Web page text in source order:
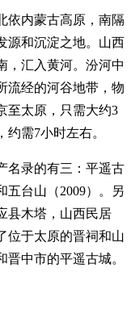
依内蒙古高原，南隔
源和沉淀之地。山西
汇入黄河。汾河中
流经的河谷地带，物
至太原，只需大约3
需7小时左右。
名录的有三：平遥古
五台山（2009）。另
木塔，山西民居
于太原的晋祠和山
中市的平遥古城。